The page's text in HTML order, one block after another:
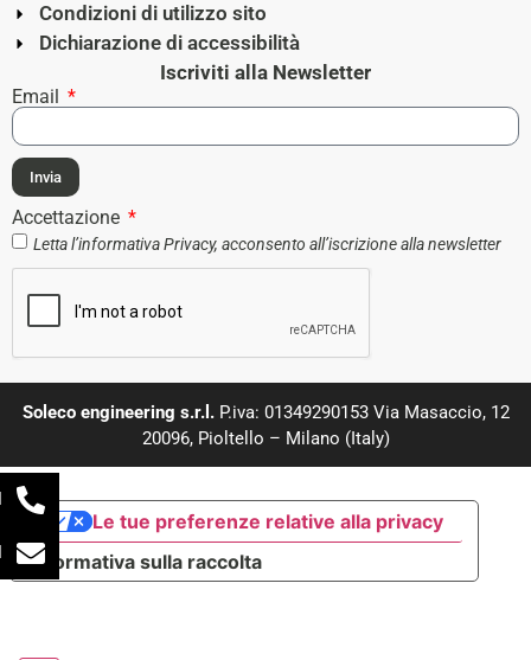
Condizioni di utilizzo sito
Dichiarazione di accessibilità
Iscriviti alla Newsletter
Email
Accettazione
Letta l’informativaPrivacy, acconsento all’iscrizione alla newsletter
Invia
Soleco engineering s.r.l. P.iva: 01349290153 Via Masaccio, 12
20096, Pioltello – Milano (Italy)
Informativa sulla raccolta
Le tue preferenze relative alla privacy